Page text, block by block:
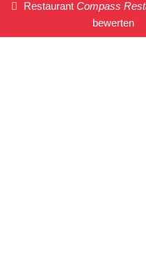
Restaurant Compass
bewerten